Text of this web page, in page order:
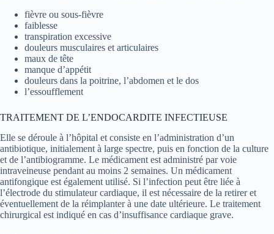
fièvre ou sous-fièvre
faiblesse
transpiration excessive
douleurs musculaires et articulaires
maux de tête
manque d’appétit
douleurs dans la poitrine, l’abdomen et le dos
l’essoufflement
TRAITEMENT DE L’ENDOCARDITE INFECTIEUSE
Elle se déroule à l’hôpital et consiste en l’administration d’un
antibiotique, initialement à large spectre, puis en fonction de la culture
et de l’antibiogramme. Le médicament est administré par voie
intraveineuse pendant au moins 2 semaines. Un médicament
antifongique est également utilisé. Si l’infection peut être liée à
l’électrode du stimulateur cardiaque, il est nécessaire de la retirer et
éventuellement de la réimplanter à une date ultérieure. Le traitement
chirurgical est indiqué en cas d’insuffisance cardiaque grave.